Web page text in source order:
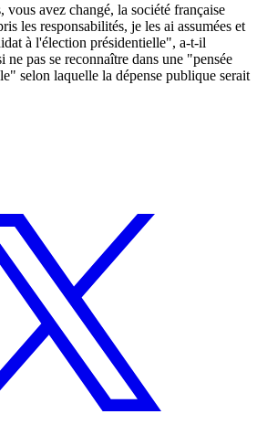
vous avez changé, la société française
les responsabilités, je les ai assumées et
à l'élection présidentielle", a-t-il
ne pas se reconnaître dans une "pensée
selon laquelle la dépense publique serait